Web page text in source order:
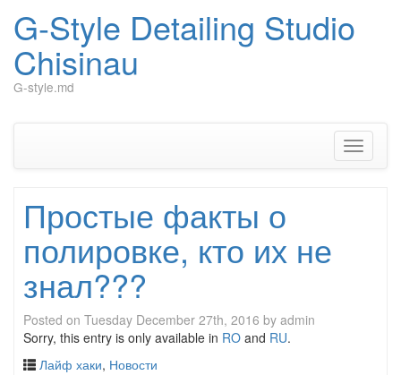
G-Style Detailing Studio
Chisinau
G-style.md
Toggle
Простые факты о
полировке, кто их не
знал???
Posted on Tuesday December 27th, 2016 by admin
Sorry, this entry is only available in RO and RU.
Лайф хаки, Новости